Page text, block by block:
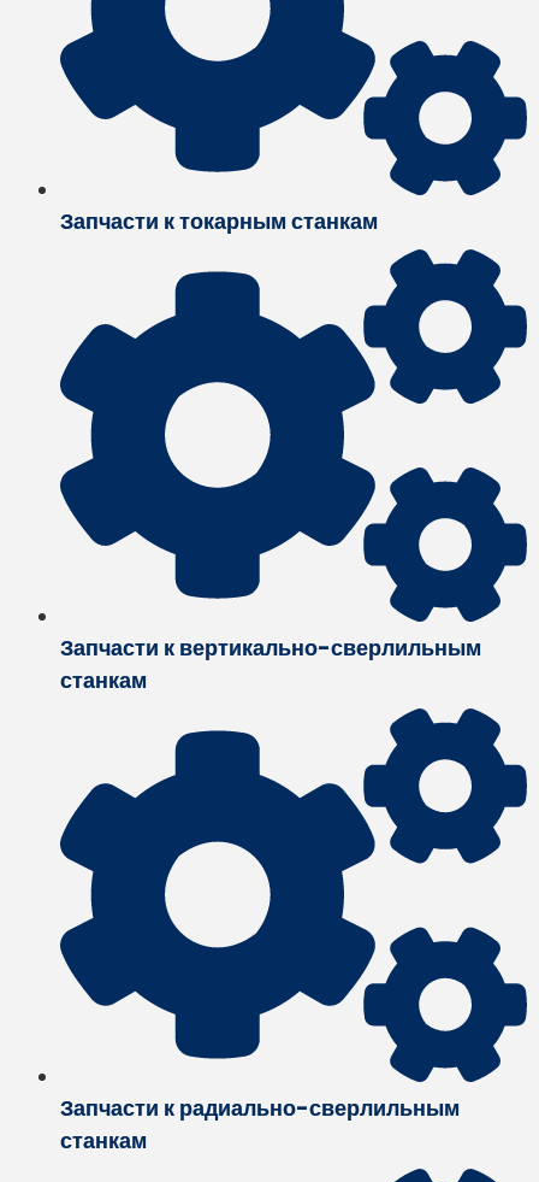
Запчасти к токарным станкам
Запчасти к вертикально-сверлильным
станкам
Запчасти к радиально-сверлильным
станкам